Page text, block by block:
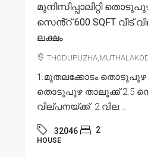
മുനിസിപ്പാലിറ്റി
സെൻ്റ് 600 SQFT വീട്
ലക്ഷം
1.മുതലക്കോടം തൊടുപുഴ
തൊടുപുഴ താലൂക്ക് 2.5
വില്പനയ്ക്ക്. 2.വില...
32046 2
HOUSE